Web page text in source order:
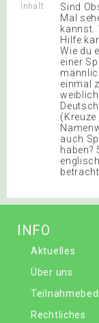
Inhalt
Sind
Mal
kannst.
Hilfe
Wie du
einer
einmal
auch
haben?
INFO
Aktuelles
Über uns
Rechtliches